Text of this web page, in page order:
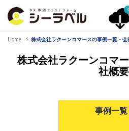
Home 株式会社ラクーンコマースの事例一覧・会
株式会社ラクーンコマ
社概要
事例一覧